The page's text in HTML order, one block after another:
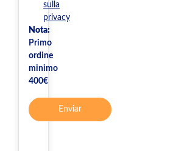
sulla
privacy
Nota:
Primo
ordine
minimo
400€
Enviar